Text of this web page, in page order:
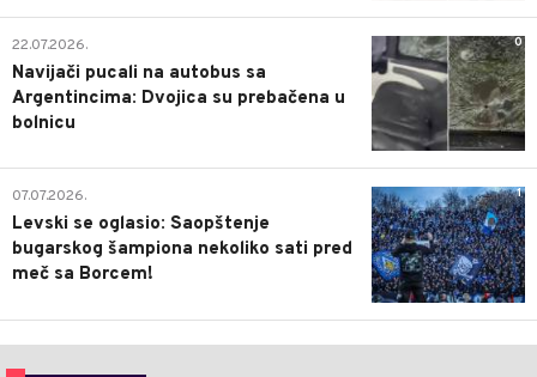
0
22.07.2026.
Navijači pucali na autobus sa
Argentincima: Dvojica su prebačena u
bolnicu
1
07.07.2026.
Levski se oglasio: Saopštenje
bugarskog šampiona nekoliko sati pred
meč sa Borcem!